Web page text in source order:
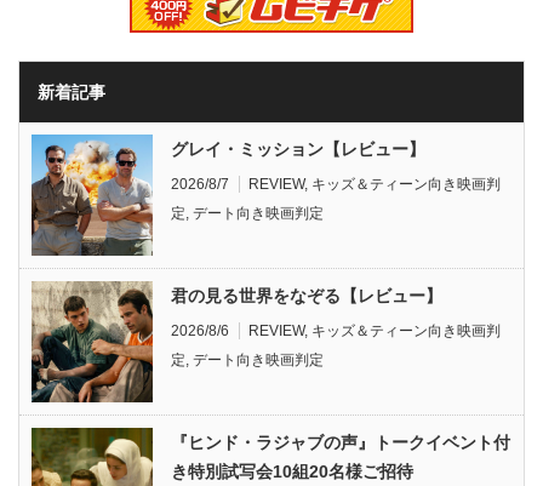
新着記事
グレイ・ミッション【レビュー】
2026/8/7 REVIEW, キッズ＆ティーン向き映画判
定, デート向き映画判定
君の見る世界をなぞる【レビュー】
2026/8/6 REVIEW, キッズ＆ティーン向き映画判
定, デート向き映画判定
『ヒンド・ラジャブの声』トークイベント付
き特別試写会10組20名様ご招待